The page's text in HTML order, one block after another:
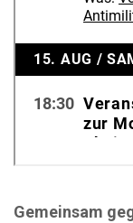
Gemeinsam